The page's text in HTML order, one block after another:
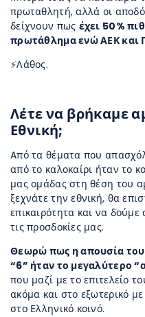
πρωταθλητή, αλλά οι
δείχνουν πως έχει 50%
πρωτάθλημα ενώ ΑΕΚ και
⚡Λάθος.
Λέτε να βρήκαμε
Εθνική;
Aπό τα θέματα που
από το καλοκαίρι ήταν το
μας ομάδας στη θέση του
ξεχνάτε την εθνική, θα
επικαιρότητα και να δούμε
τις προσδοκίες μας.
Θεωρώ πως η απουσία
“6” ήταν το μεγαλύτερο
που μαζί με το επιτελείο
ακόμα και στο εξωτερικό
στο Ελληνικό κοινό.